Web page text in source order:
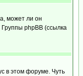
может ли он
phpBB (ссылка
в этом форуме. Чуть